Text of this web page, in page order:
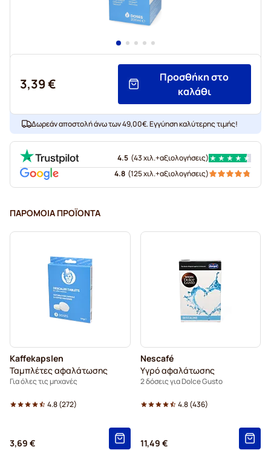
3,39 €
Προσθήκη στο
καλάθι
Δωρεάν αποστολή άνω των 49,00€. Εγγύηση καλύτερης τιμής!
4.5 (43 χιλ.+αξιολογήσεις)
4.8 (125 χιλ.+αξιολογήσεις)
ΠΑΡΌΜΟΙΑ ΠΡΟΪΌΝΤΑ
Kaffekapslen
Ταμπλέτες αφαλάτωσης
Για όλες τις μηχανές
4.8(272)
3,69 €
Nescafé
Υγρό αφαλάτωσης
2 δόσεις για Dolce Gusto
4.8(436)
11,49 €